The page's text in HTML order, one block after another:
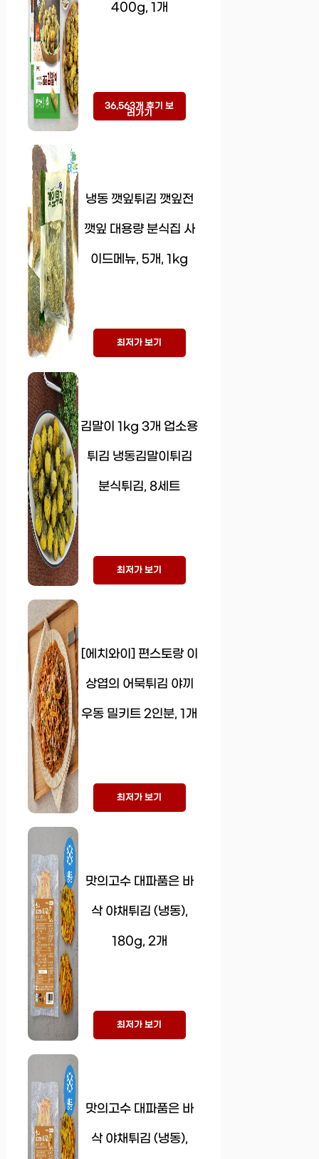
400g, 1개
36,563개 후기 보
러가기
냉동 깻잎튀김 깻잎전
깻잎 대용량 분식집 사
이드메뉴, 5개, 1kg
최저가 보기
김말이 1kg 3개 업소용
튀김 냉동김말이튀김
분식튀김, 8세트
최저가 보기
[에치와이] 편스토랑 이
상엽의 어묵튀김 야끼
우동 밀키트 2인분, 1개
최저가 보기
맛의고수 대파품은 바
삭 야채튀김 (냉동),
180g, 2개
최저가 보기
맛의고수 대파품은 바
삭 야채튀김 (냉동),